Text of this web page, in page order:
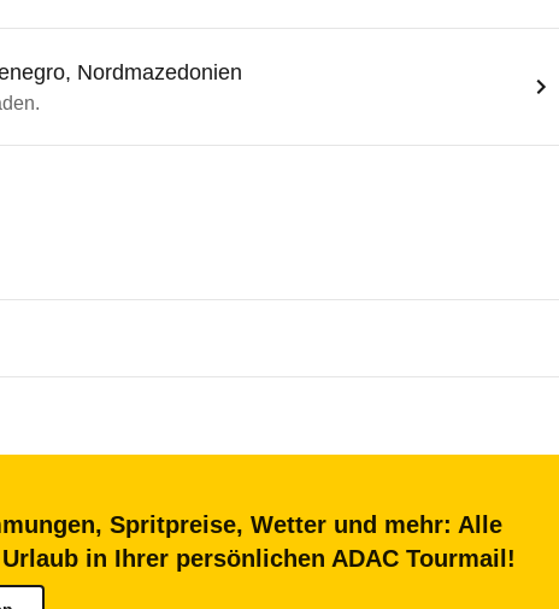
Nordmazedonien
werden höher bemautet.
unabhängig vom zGG je nach Achszahl
oder Euro, Zahlung nur mit Scheinen) sowie mit
Auf der A1 kann die Maut auch
(Tag) bezahlt werden. Außerdem ist
System " Open Balkan/Toll for all
" funktioniert der
Spritpreise, Wetter und mehr: Alle
in Ihrer persönlichen ADAC Tourmail!